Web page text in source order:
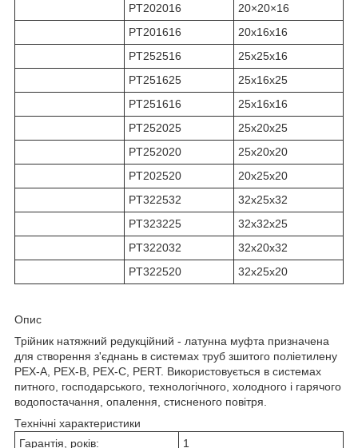
PT202016
20×20×16
PT201616
20х16х16
PT252516
25х25х16
PT251625
25х16х25
PT251616
25х16х16
PT252025
25х20х25
PT252020
25х20х20
PT202520
20х25х20
PT322532
32х25х32
PT323225
32х32х25
PT322032
32х20х32
PT322520
32х25х20
Опис
Трійник натяжний редукційний - латунна муфта призначена
для створення з'єднань в системах труб зшитого поліетилену
PEX-A, PEX-B, PEX-C, PERT. Використовується в системах
питного, господарського, технологічного, холодного і гарячого
водопостачання, опалення, стисненого повітря.
Технічні характеристики
Гарантія, років:
1